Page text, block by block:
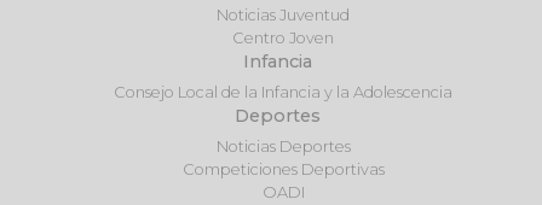
Noticias Juventud
Centro Joven
Infancia
Consejo Local de la Infancia y la Adolescencia
Deportes
Noticias Deportes
Competiciones Deportivas
OADI